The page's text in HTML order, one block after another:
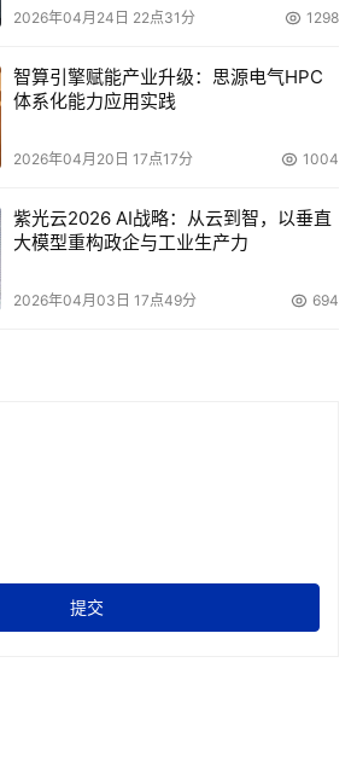
2026年04月24日 22点31分 1298
智算引擎赋能产业升级：思源电气HPC
体系化能力应用实践
2026年04月20日 17点17分 1004
紫光云2026 AI战略：从云到智，以垂直
大模型重构政企与工业生产力
2026年04月03日 17点49分 694
提交